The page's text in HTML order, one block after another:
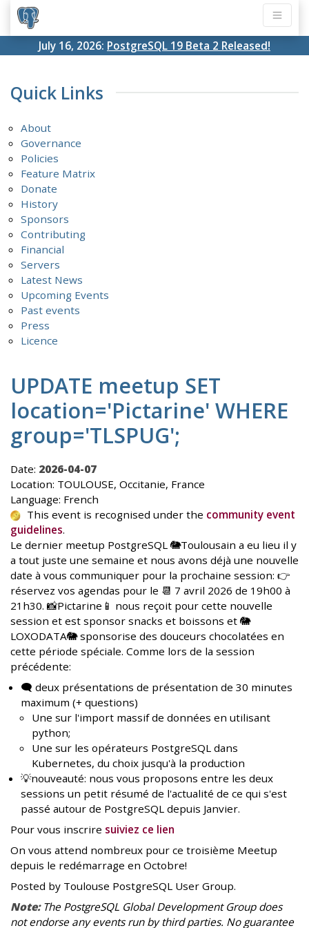
July 16, 2026: PostgreSQL 19 Beta 2 Released!
Quick Links
About
Governance
Policies
Feature Matrix
Donate
History
Sponsors
Contributing
Financial
Servers
Latest News
Upcoming Events
Past events
Press
Licence
UPDATE meetup SET
location='Pictarine' WHERE
group='TLSPUG';
Date: 2026-04-07
Location: TOULOUSE, Occitanie, France
Language: French
This event is recognised under the community event
guidelines.
Le dernier meetup PostgreSQL 🐘Toulousain a eu lieu il y
a tout juste une semaine et nous avons déjà une nouvelle
date à vous communiquer pour la prochaine session: 👉
réservez vos agendas pour le 📆 7 avril 2026 de 19h00 à
21h30. 📸Pictarine📱 nous reçoit pour cette nouvelle
session et est sponsor snacks et boissons et 🐘
LOXODATA🐘 sponsorise des douceurs chocolatées en
cette période spéciale. Comme lors de la session
précédente:
🗨️ deux présentations de présentation de 30 minutes
maximum (+ questions)
Une sur l'import massif de données en utilisant
python;
Une sur les opérateurs PostgreSQL dans
Kubernetes, du choix jusqu'à la production
💡nouveauté: nous vous proposons entre les deux
sessions un petit résumé de l'actualité de ce qui s'est
passé autour de PostgreSQL depuis Janvier.
Pour vous inscrire suiviez ce lien
On vous attend nombreux pour ce troisième Meetup
depuis le redémarrage en Octobre!
Posted by Toulouse PostgreSQL User Group.
Note:The PostgreSQL Global Development Group does
not endorse any events run by third parties. No guarantee